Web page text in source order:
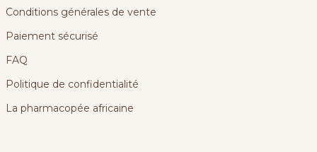
Conditions générales de vente
Paiement sécurisé
FAQ
Politique de confidentialité
La pharmacopée africaine